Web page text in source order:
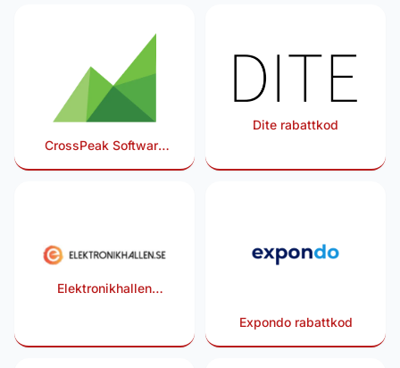
CrossPeak Software
Dite rabattkod
Elektronikhallen
Expondo rabattkod